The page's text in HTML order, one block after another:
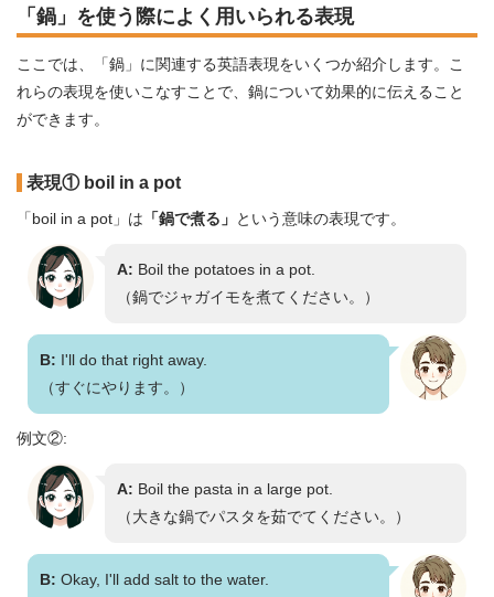
「鍋」を使う際によく用いられる表現
ここでは、「鍋」に関連する英語表現をいくつか紹介します。こ
れらの表現を使いこなすことで、鍋について効果的に伝えること
ができます。
表現① boil in a pot
「boil in a pot」は 「鍋で煮る」 という意味の表現です。
A: Boil the potatoes in a pot.
（鍋でジャガイモを煮てください。）
B: I'll do that right away.
（すぐにやります。）
例文②:
A: Boil the pasta in a large pot.
（大きな鍋でパスタを茹でてください。）
B: Okay, I'll add salt to the water.